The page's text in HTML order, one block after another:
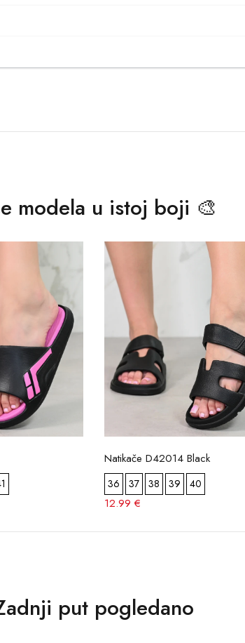
modela u istoj boji 🎨
Natikače D42014 Black
36 37 38 39 40
12.99 €
put pogledano